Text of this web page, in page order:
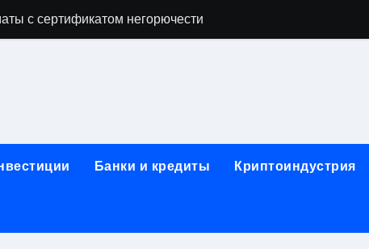
с сертификатом негорючести
и направляющих для конвейерных лент
лотков для хранения электронных компонентов
этапы строительства, проверка застройщика и сценарии
Банки и кредиты Криптоиндустрия